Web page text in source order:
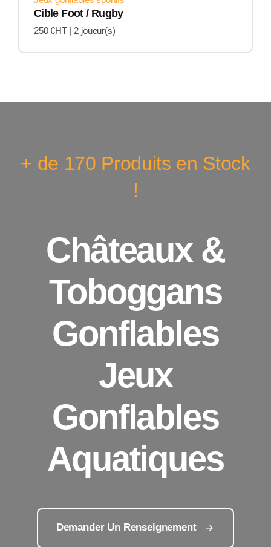
Cible Foot / Rugby
250 €HT | 2 joueur(s)
+ de 170 Produits en Stock
!
Châteaux &
Toboggans
Gonflables
Jeux
Gonflables
Aquatiques
Demander Un Renseignement